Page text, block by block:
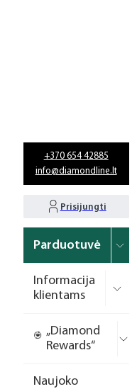
+370 654 42885
info@diamondline.lt
Prisijungti
Parduotuvė
Informacija
klientams
„Diamond
Rewards“
Naujoko